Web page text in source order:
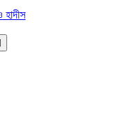
হাদীস